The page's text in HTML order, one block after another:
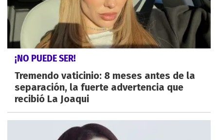
¡NO PUEDE SER!
Tremendo vaticinio: 8 meses antes de la
separación, la fuerte advertencia que
recibió La Joaqui